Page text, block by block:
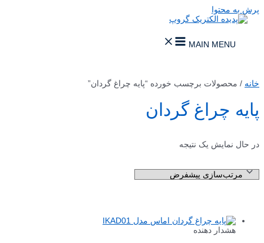
پرش به محتوا
MAIN MENU
خانه / محصولات برچسب خورده “پایه چراغ گردان”
پایه چراغ گردان
در حال نمایش یک نتیجه
هشدار دهنده